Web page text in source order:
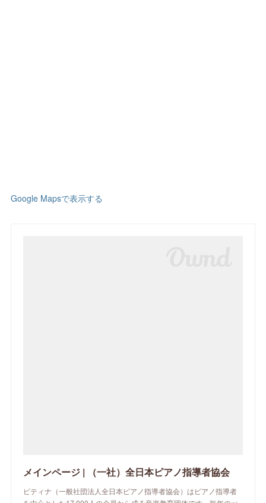
Google Mapsで表示する
メインページ | （一社）全日本ピアノ指導者協会
ピティナ（一般社団法人全日本ピアノ指導者協会）はピアノ指導者